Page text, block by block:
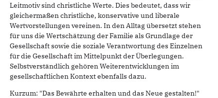
Leitmotiv sind christliche Werte. Dies bedeutet, dass wir
gleichermaßen christliche, konservative und liberale
Wertvorstellungen vereinen. In den Alltag übersetzt stehen
für uns die Wertschätzung der Familie als Grundlage der
Gesellschaft sowie die soziale Verantwortung des Einzelnen
für die Gesellschaft im Mittelpunkt der Überlegungen.
Selbstverständlich gehören Weiterentwicklungen im
gesellschaftlichen Kontext ebenfalls dazu.
Kurzum: "Das Bewährte erhalten und das Neue gestalten!"